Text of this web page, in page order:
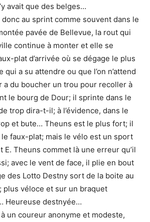
avait que des belges…
au sprint comme souvent dans le
pavée de Bellevue, la rout qui
continue à monter et elle se
plat d’arrivée où se dégage le plus
qui a su attendre ou que l’on n’attend
a du boucher un trou pour recoller à
le bourg de Dour; il sprinte dans le
trop dira-t-il; à l’évidence, dans le
et bute… Theuns est le plus fort; il
faux-plat; mais le vélo est un sport
E. Theuns commet là une erreur qu’il
avec le vent de face, il plie en bout
des Lotto Destny sort de la boite au
plus véloce et sur un braquet
Heureuse destnyée…
un coureur anonyme et modeste,